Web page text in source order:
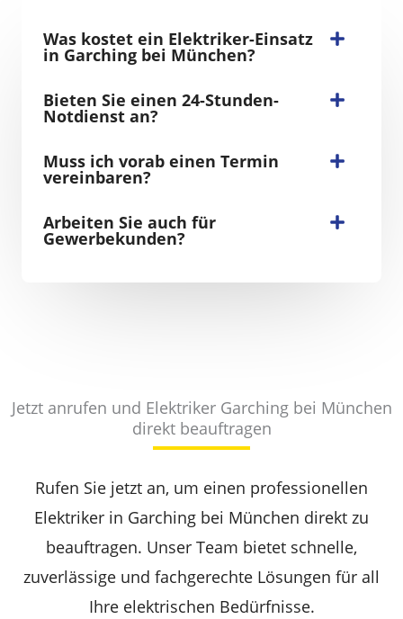
Was kostet ein Elektriker-Einsatz
in Garching bei München?
Bieten Sie einen 24-Stunden-
Notdienst an?
Muss ich vorab einen Termin
vereinbaren?
Arbeiten Sie auch für
Gewerbekunden?
Jetzt anrufen und Elektriker Garching bei München
direkt beauftragen
Rufen Sie jetzt an, um einen professionellen
Elektriker in Garching bei München direkt zu
beauftragen. Unser Team bietet schnelle,
zuverlässige und fachgerechte Lösungen für all
Ihre elektrischen Bedürfnisse.